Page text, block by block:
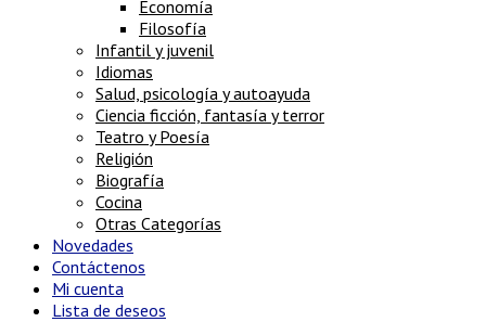
Economía
Filosofía
Infantil y juvenil
Idiomas
Salud, psicología y autoayuda
Ciencia ficción, fantasía y terror
Teatro y Poesía
Religión
Biografía
Cocina
Otras Categorías
Novedades
Contáctenos
Mi cuenta
Lista de deseos